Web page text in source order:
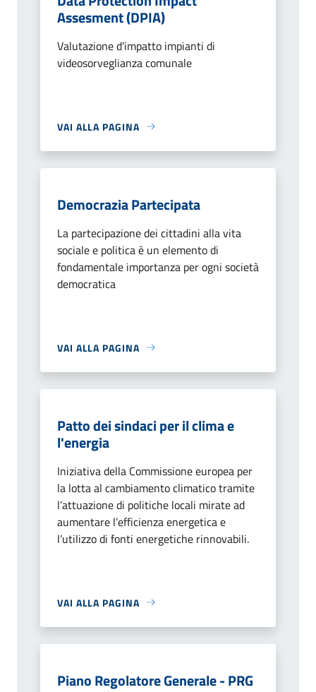
Assesment (DPIA)
Valutazione d'impatto impianti di
videosorveglianza comunale
VAI ALLA PAGINA
Democrazia Partecipata
La partecipazione dei cittadini alla vita
sociale e politica è un elemento di
fondamentale importanza per ogni società
democratica
VAI ALLA PAGINA
Patto dei sindaci per il clima e
l'energia
Iniziativa della Commissione europea per
la lotta al cambiamento climatico tramite
l’attuazione di politiche locali mirate ad
aumentare l’efficienza energetica e
l’utilizzo di fonti energetiche rinnovabili.
VAI ALLA PAGINA
Piano Regolatore Generale - PRG